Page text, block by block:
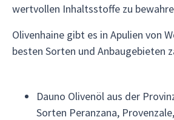
wertvollen Inhaltsstoffe zu
Olivenhaine gibt es in Apulien von
besten Sorten und Anbaugebieten
Dauno Olivenöl aus der
Sorten Peranzana,